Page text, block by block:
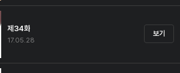
제34화
17.05.28
보기